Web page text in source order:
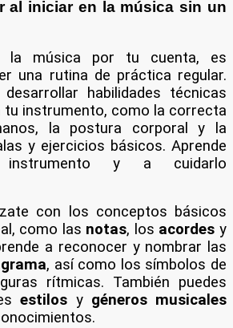
al iniciar en la música sin un
la música por tu cuenta, es
una rutina de práctica regular.
habilidades técnicas
tu instrumento, como la correcta
la postura corporal y la
y ejercicios básicos. Aprende
y a cuidarlo
con los conceptos básicos
como las notas, los acordes y
a reconocer y nombrar las
, así como los símbolos de
rítmicas. También puedes
estilos y géneros musicales